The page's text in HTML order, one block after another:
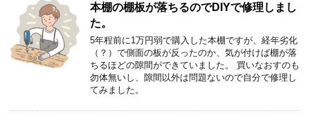
本棚の棚板が落ちるのでDIYで修理しまし
た。
5年程前に1万円弱で購入した本棚ですが、経年劣化
（？）で側面の板が反ったのか、気が付けば棚が落
ちるほどの隙間ができていました。 買いなおすのも
勿体無いし、隙間以外は問題ないので自分で修理し
てみました。